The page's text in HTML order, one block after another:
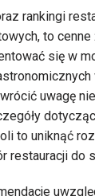
rankingi
to cenne
się w
uwagę
to uniknąć
restauracji do